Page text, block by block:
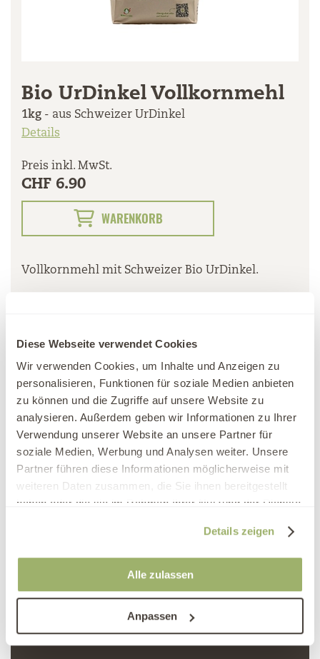
Diese Webseite verwendet Cookies
Wir verwenden Cookies, um Inhalte und Anzeigen zu
personalisieren, Funktionen für soziale Medien anbieten
zu können und die Zugriffe auf unsere Website zu
analysieren. Außerdem geben wir Informationen zu Ihrer
Verwendung unserer Website an unsere Partner für
soziale Medien, Werbung und Analysen weiter. Unsere
Partner führen diese Informationen möglicherweise mit
weiteren Daten zusammen, die Sie ihnen bereitgestellt
haben oder die sie im Rahmen Ihrer Nutzung der Dienste
Details zeigen
Alle zulassen
Anpassen
Bio UrDinkel Vollkornmehl
1kg - aus Schweizer UrDinkel
Details
Preis inkl. MwSt.
CHF 6.90
WARENKORB
Vollkornmehl mit Schweizer Bio UrDinkel.
ÖFFNUNGSZEITEN
JOBS
MEDIEN
Newsletter abonnieren